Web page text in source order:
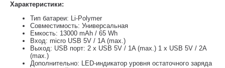
Характеристики:
Тип батареи: Li-Polymer
Совместимость: Универсальная
Емкость: 13000 mAh / 65 Wh
Вход: micro USB 5V / 1A (max.)
Выход: USB порт: 2 x USB 5V / 1A (max.) 1 x USB 5V / 2A
(max.)
Дополнительно: LED-индикатор уровня остаточного заряда